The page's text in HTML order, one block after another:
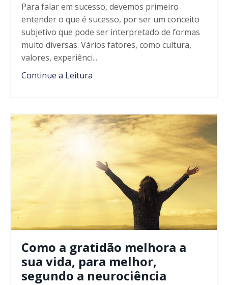
Para falar em sucesso, devemos primeiro
entender o que é sucesso, por ser um conceito
subjetivo que pode ser interpretado de formas
muito diversas. Vários fatores, como cultura,
valores, experiênci...
Continue a Leitura
Como a gratidão melhora a
sua vida, para melhor,
segundo a neurociência